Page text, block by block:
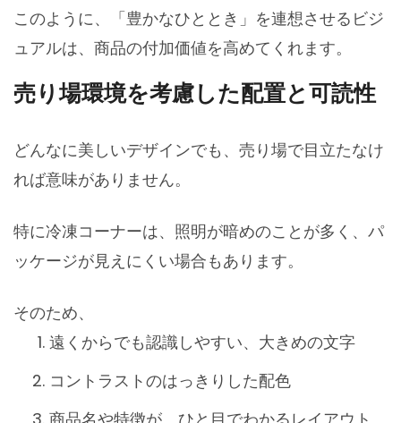
このように、「豊かなひととき」を連想させるビジ
ュアルは、商品の付加価値を高めてくれます。
売り場環境を考慮した配置と可読性
どんなに美しいデザインでも、売り場で目立たなけ
れば意味がありません。
特に冷凍コーナーは、照明が暗めのことが多く、パ
ッケージが見えにくい場合もあります。
そのため、
遠くからでも認識しやすい、大きめの文字
コントラストのはっきりした配色